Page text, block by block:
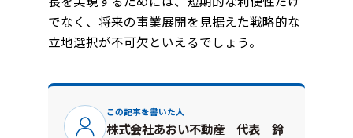
でなく、将来の事業展開を見据えた戦略的な
立地選択が不可欠といえるでしょう。
この記事を書いた人
株式会社あおい不動産 代表 鈴